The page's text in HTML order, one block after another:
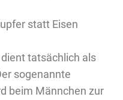
statt Eisen
tatsächlich als
sogenannte
beim Männchen zur